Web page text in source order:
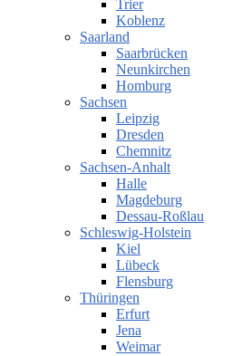
Trier
Koblenz
Saarland
Saarbrücken
Neunkirchen
Homburg
Sachsen
Leipzig
Dresden
Chemnitz
Sachsen-Anhalt
Halle
Magdeburg
Dessau-Roßlau
Schleswig-Holstein
Kiel
Lübeck
Flensburg
Thüringen
Erfurt
Jena
Weimar